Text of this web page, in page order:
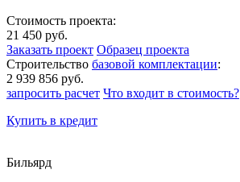
Стоимость проекта:
21 450 руб.
Заказать проект Образец проекта
Строительство базовой комплектации:
2 939 856 руб.
запросить расчет Что входит в стоимость?
Купить в кредит
Бильярд